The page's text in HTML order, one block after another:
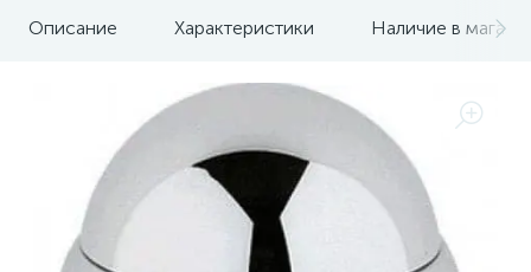
Описание Характеристики Наличие в